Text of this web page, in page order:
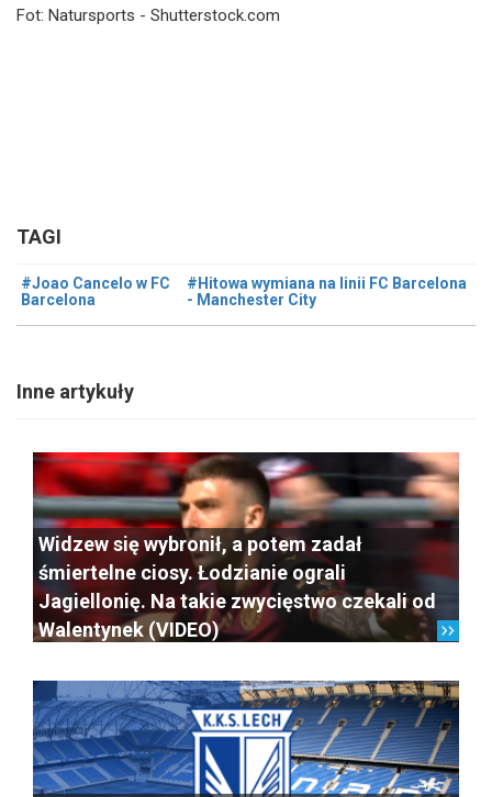
Fot: Natursports - Shutterstock.com
TAGI
#Joao Cancelo w FC
Barcelona
#Hitowa wymiana na linii FC Barcelona
- Manchester City
Inne artykuły
Widzew się wybronił, a potem zadał
śmiertelne ciosy. Łodzianie ograli
Jagiellonię. Na takie zwycięstwo czekali od
Walentynek (VIDEO)